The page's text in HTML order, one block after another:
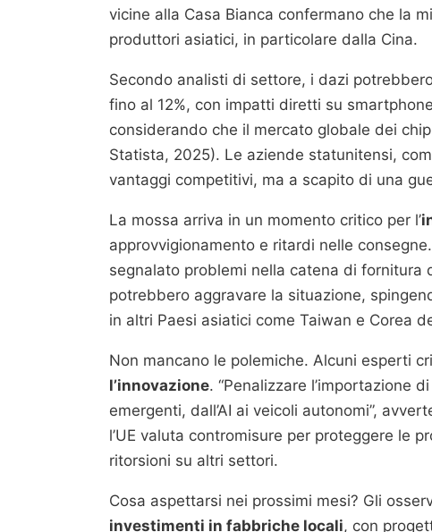
vicine alla Casa Bianca confermano che la
produttori asiatici, in particolare dalla Cina.
Secondo analisti di settore, i dazi
fino al 12%, con impatti diretti su
considerando che il mercato globale dei
Statista, 2025). Le aziende statunitensi,
vantaggi competitivi, ma a scapito di una
La mossa arriva in un momento critico per l’
approvvigionamento e ritardi nelle
segnalato problemi nella catena di
potrebbero aggravare la situazione,
in altri Paesi asiatici come Taiwan e Corea
Non mancano le polemiche. Alcuni esperti
l’innovazione. “Penalizzare l’importazione
emergenti, dall’AI ai veicoli autonomi”,
l’UE valuta contromisure per proteggere le
ritorsioni su altri settori.
Cosa aspettarsi nei prossimi mesi? Gli
investimenti in fabbriche locali, con